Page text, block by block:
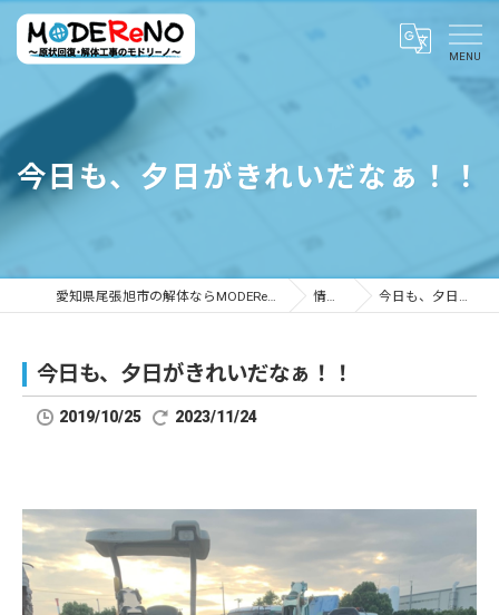
今日も、夕日がきれいだなぁ！！
愛知県尾張旭市の解体ならMODEReNO ～原状回復・解体工事のモドリーノ～ 情報ブログ 今日も、夕日がきれいだなぁ！！
今日も、夕日がきれいだなぁ！！
2019/10/25 2023/11/24